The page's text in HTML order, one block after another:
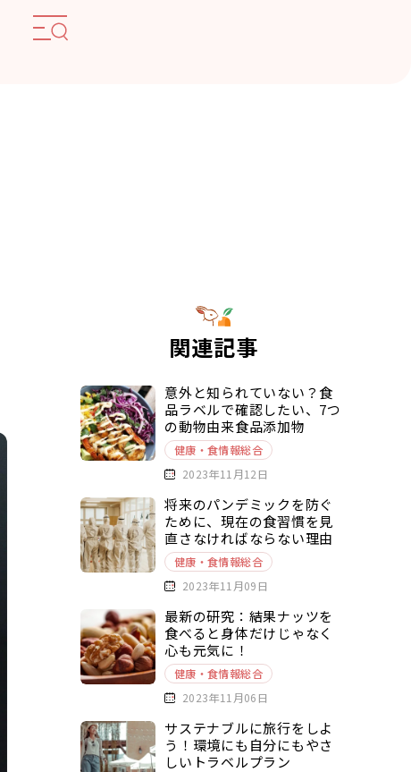
関連記事
意外と知られていない？食
品ラベルで確認したい、7つ
の動物由来食品添加物
健康・食情報総合
2023年11月12日
将来のパンデミックを防ぐ
ために、現在の食習慣を見
直さなければならない理由
健康・食情報総合
2023年11月09日
最新の研究：結果ナッツを
食べると身体だけじゃなく
心も元気に！
健康・食情報総合
2023年11月06日
サステナブルに旅行をしよ
う！環境にも自分にもやさ
しいトラベルプラン